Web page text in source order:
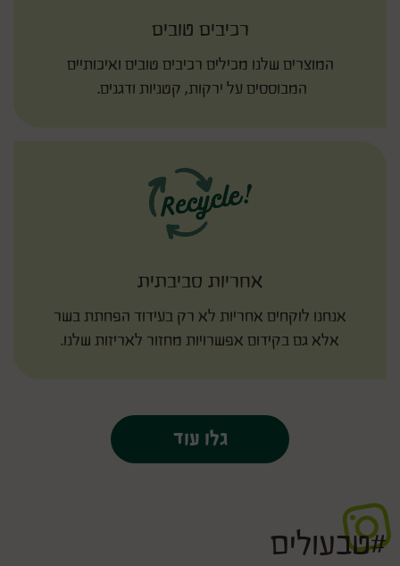
רכיבים טובים
המוצרים שלנו מכילים רכיבים טובים ואיכותיים
המבוססים על ירקות, קטניות ודגנים.
אחריות סביבתית
אנחנו לוקחים אחריות לא רק בעידוד הפחתת בשר
אלא גם בקידום אפשרויות מחזור לאריזות שלנו.
גלו עוד
#טבעולים